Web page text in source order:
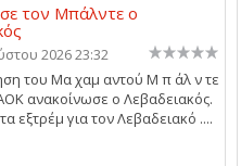
τον Μπάλντε ο
2026 23:32
του Μα χαμ αντού Μ π άλ ν τε
ανακοίνωσε ο Λεβαδειακός.
εξτρέμ για τον Λεβαδειακό ....